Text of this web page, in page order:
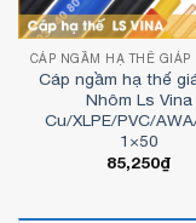
Cáp ngầm hạ thế
Nhôm Ls Vina
Cu/XLPE/PVC/
1×50
85,250₫